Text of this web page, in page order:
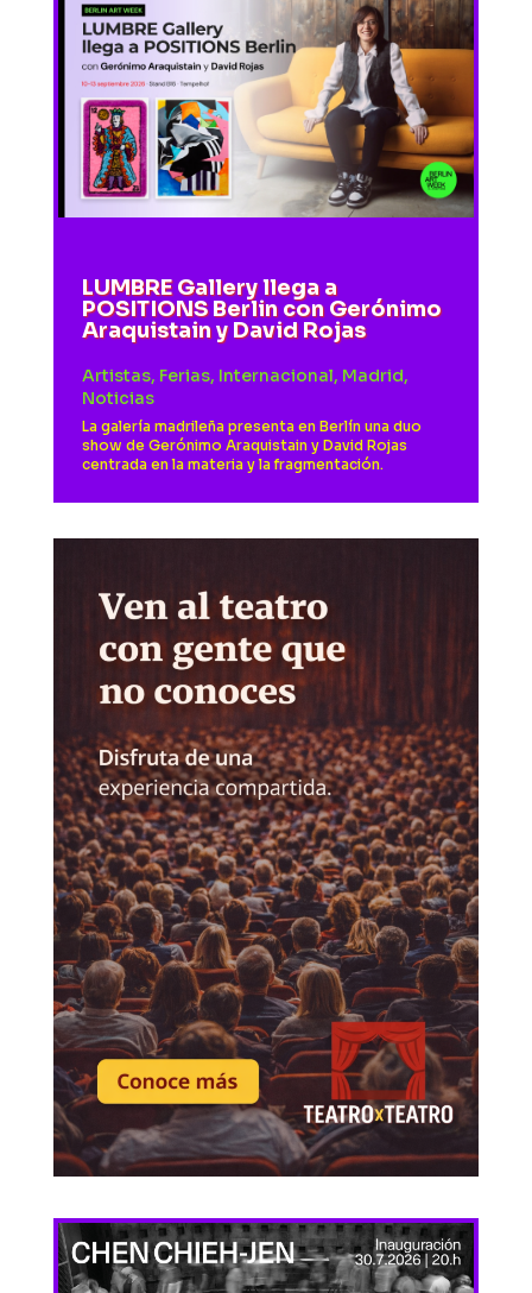
LUMBRE Gallery llega a
POSITIONS Berlin con Gerónimo
Araquistain y David Rojas
Artistas, Ferias, Internacional, Madrid,
Noticias
La galería madrileña presenta en Berlín una duo
show de Gerónimo Araquistain y David Rojas
centrada en la materia y la fragmentación.